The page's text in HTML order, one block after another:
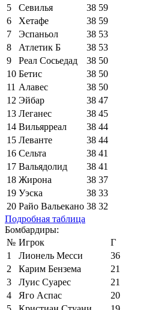
5
Севилья 38 59
6
Хетафе 38 59
7
Эспаньол 38 53
8
Атлетик Б 38 53
9
Реал Сосьедад 38 50
10 Бетис 38 50
11 Алавес 38 50
12 Эйбар 38 47
13 Леганес 38 45
14 Вильярреал 38 44
15 Леванте 38 44
16 Сельта 38 41
17 Вальядолид 38 41
18 Жирона 38 37
19 Уэска 38 33
20 Райо Вальекано 38 32
Подробная таблица
Бомбардиры:
№ Игрок
Г
1
Лионель Месси
36
2
Карим Бензема
21
3
Луис Суарес
21
4
Яго Аспас
20